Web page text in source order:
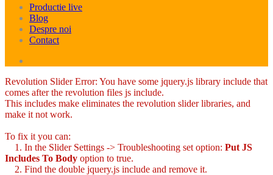
Productie live
Blog
Despre noi
Contact
Revolution Slider Error: You have some jquery.js library include that
comes after the revolution files js include.
This includes make eliminates the revolution slider libraries, and
make it not work.
To fix it you can:
1. In the Slider Settings -> Troubleshooting set option: Put JS
Includes To Body option to true.
2. Find the double jquery.js include and remove it.